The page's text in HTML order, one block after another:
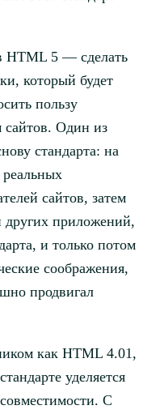
HTML 5 — сделать
который будет
пользу
сайтов. Один из
стандарта: на
реальных
сайтов, затем
других приложений,
и только потом
соображения,
продвигал
как HTML 4.01,
уделяется
С